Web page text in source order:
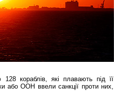
кораблів, які плавають під її
або ООН ввели санкції проти них,